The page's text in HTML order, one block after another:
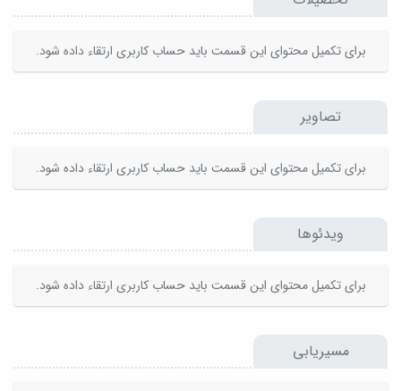
برای تکمیل محتوای این قسمت باید حساب کاربری ارتقاء داده شود.
تصاویر
برای تکمیل محتوای این قسمت باید حساب کاربری ارتقاء داده شود.
ویدئوها
برای تکمیل محتوای این قسمت باید حساب کاربری ارتقاء داده شود.
مسیریابی